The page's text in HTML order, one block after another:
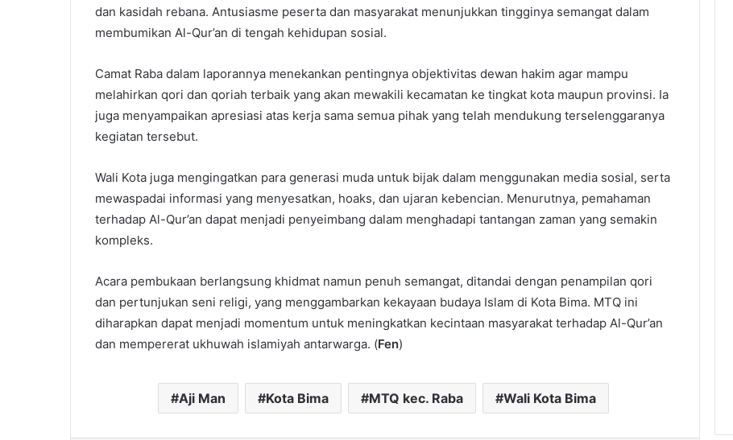
dan kasidah rebana. Antusiasme peserta dan masyarakat menunjukkan tingginya semangat dalam
membumikan Al-Qur’an di tengah kehidupan sosial.
Camat Raba dalam laporannya menekankan pentingnya objektivitas dewan hakim agar mampu
melahirkan qori dan qoriah terbaik yang akan mewakili kecamatan ke tingkat kota maupun provinsi. Ia
juga menyampaikan apresiasi atas kerja sama semua pihak yang telah mendukung terselenggaranya
kegiatan tersebut.
Wali Kota juga mengingatkan para generasi muda untuk bijak dalam menggunakan media sosial, serta
mewaspadai informasi yang menyesatkan, hoaks, dan ujaran kebencian. Menurutnya, pemahaman
terhadap Al-Qur’an dapat menjadi penyeimbang dalam menghadapi tantangan zaman yang semakin
kompleks.
Acara pembukaan berlangsung khidmat namun penuh semangat, ditandai dengan penampilan qori
dan pertunjukan seni religi, yang menggambarkan kekayaan budaya Islam di Kota Bima. MTQ ini
diharapkan dapat menjadi momentum untuk meningkatkan kecintaan masyarakat terhadap Al-Qur’an
dan mempererat ukhuwah islamiyah antarwarga. (Fen)
Aji Man Kota Bima MTQ kec. Raba Wali Kota Bima